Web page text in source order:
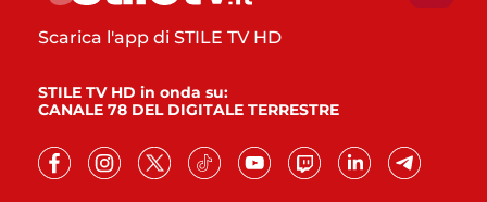
Scarica l'app di STILE TV HD
STILE TV HD in onda su:
CANALE 78 DEL DIGITALE TERRESTRE